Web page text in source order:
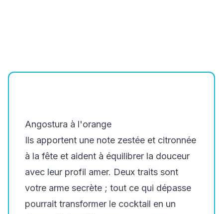
Angostura à l'orange
Ils apportent une note zestée et citronnée
à la fête et aident à équilibrer la douceur
avec leur profil amer. Deux traits sont
votre arme secrète ; tout ce qui dépasse
pourrait transformer le cocktail en un